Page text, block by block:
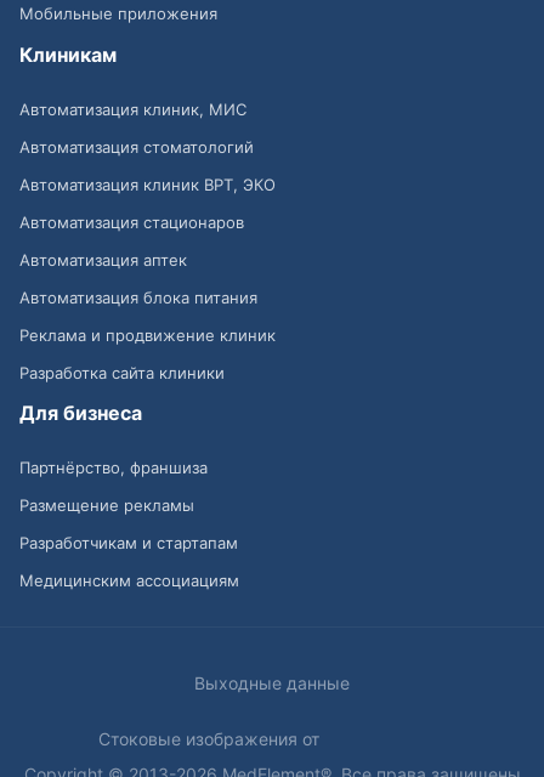
Мобильные приложения
Клиникам
Автоматизация клиник, МИС
Автоматизация стоматологий
Автоматизация клиник ВРТ, ЭКО
Автоматизация стационаров
Автоматизация аптек
Автоматизация блока питания
Реклама и продвижение клиник
Разработка сайта клиники
Для бизнеса
Партнёрство, франшиза
Размещение рекламы
Разработчикам и стартапам
Медицинским ассоциациям
Выходные данные
Стоковые изображения от